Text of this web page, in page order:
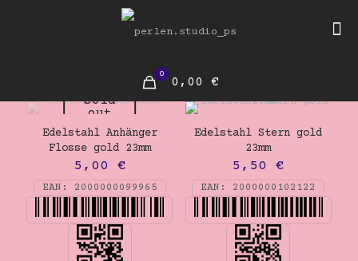
0
0,00 €
Sold
out
Edelstahl Anhänger
Flosse gold 23mm
5,00 €
EAN: 2000000099965
Edelstahl Stern gold
23mm
5,50€
EAN: 2000000102122